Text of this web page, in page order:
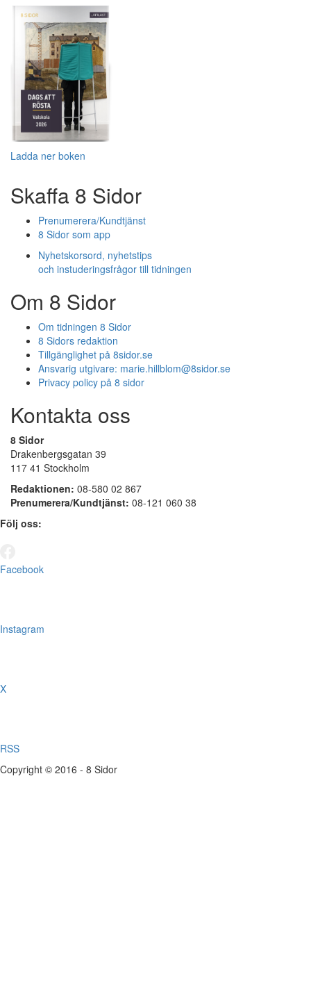
Ladda ner boken
Skaffa 8 Sidor
Prenumerera/Kundtjänst
8 Sidor som app
Nyhetskorsord, nyhetstips
och instuderingsfrågor till tidningen
Om 8 Sidor
Om tidningen 8 Sidor
8 Sidors redaktion
Tillgänglighet på 8sidor.se
Ansvarig utgivare: marie.hillblom@8sidor.se
Privacy policy på 8 sidor
Kontakta oss
8 Sidor
Drakenbergsgatan 39
117 41 Stockholm
Redaktionen: 08-580 02 867
Prenumerera/Kundtjänst: 08-121 060 38
Följ oss:
Facebook
Instagram
X
RSS
Copyright © 2016 - 8 Sidor